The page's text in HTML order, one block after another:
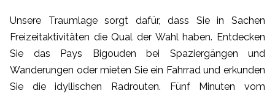
Unsere Traumlage sorgt dafür, dass Sie in Sachen
Freizeitaktivitäten die Qual der Wahl haben. Entdecken
Sie das Pays Bigouden bei Spaziergängen und
Wanderungen oder mieten Sie ein Fahrrad und erkunden
Sie die idyllischen Radrouten. Fünf Minuten vom